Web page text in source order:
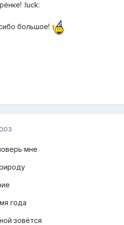
:luck:
большое!
мне
года
зовётся